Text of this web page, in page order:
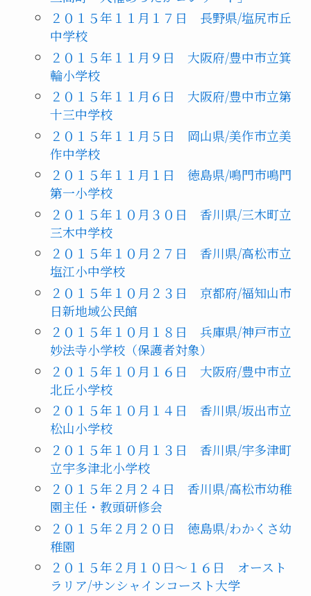
２０１５年１１月１７日 長野県/塩尻市丘
中学校
２０１５年１１月９日 大阪府/豊中市立箕
輪小学校
２０１５年１１月６日 大阪府/豊中市立第
十三中学校
２０１５年１１月５日 岡山県/美作市立美
作中学校
２０１５年１１月１日 徳島県/鳴門市鳴門
第一小学校
２０１５年１０月３０日 香川県/三木町立
三木中学校
２０１５年１０月２７日 香川県/高松市立
塩江小中学校
２０１５年１０月２３日 京都府/福知山市
日新地域公民館
２０１５年１０月１８日 兵庫県/神戸市立
妙法寺小学校（保護者対象）
２０１５年１０月１６日 大阪府/豊中市立
北丘小学校
２０１５年１０月１４日 香川県/坂出市立
松山小学校
２０１５年１０月１３日 香川県/宇多津町
立宇多津北小学校
２０１５年２月２４日 香川県/高松市幼稚
園主任・教頭研修会
２０１５年２月２０日 徳島県/わかくさ幼
稚園
２０１５年２月１０日～１６日 オースト
ラリア/サンシャインコースト大学